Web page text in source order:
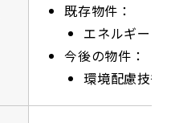
既存物件：
エネルギーコ
今後の物件：
環境配慮技術